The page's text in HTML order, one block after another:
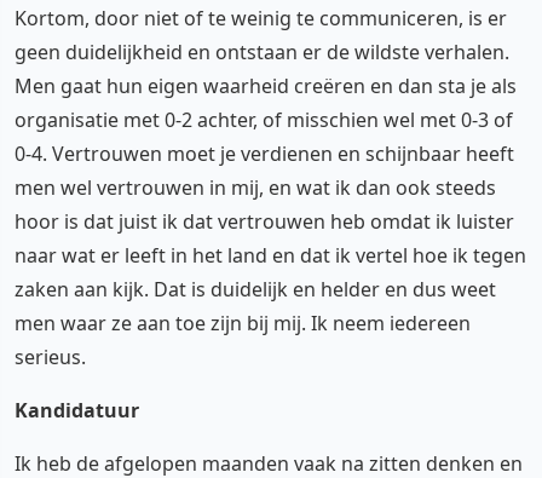
Kortom, door niet of te weinig te communiceren, is er
geen duidelijkheid en ontstaan er de wildste verhalen.
Men gaat hun eigen waarheid creëren en dan sta je als
organisatie met 0-2 achter, of misschien wel met 0-3 of
0-4. Vertrouwen moet je verdienen en schijnbaar heeft
men wel vertrouwen in mij, en wat ik dan ook steeds
hoor is dat juist ik dat vertrouwen heb omdat ik luister
naar wat er leeft in het land en dat ik vertel hoe ik tegen
zaken aan kijk. Dat is duidelijk en helder en dus weet
men waar ze aan toe zijn bij mij. Ik neem iedereen
serieus.
Kandidatuur
Ik heb de afgelopen maanden vaak na zitten denken en